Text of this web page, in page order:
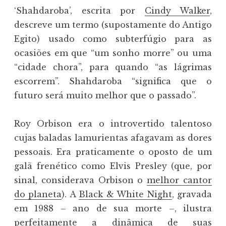
‘Shahdaroba’, escrita por Cindy Walker,
descreve um termo (supostamente do Antigo
Egito) usado como subterfúgio para as
ocasiões em que “um sonho morre” ou uma
“cidade chora”, para quando “as lágrimas
escorrem”. Shahdaroba “significa que o
futuro será muito melhor que o passado”.
Roy Orbison era o introvertido talentoso
cujas baladas lamurientas afagavam as dores
pessoais. Era praticamente o oposto de um
galã frenético como Elvis Presley (que, por
sinal, considerava Orbison omelhor cantor
do planeta). A Black & White Night, gravada
em 1988 – ano de sua morte –, ilustra
perfeitamente a dinâmica de suas